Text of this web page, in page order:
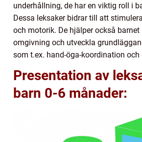
underhållning, de har en viktig roll i
Dessa leksaker bidrar till att
och motorik. De hjälper också
omgivning och utveckla
som t.ex. hand-öga-koordination och
Presentation av
barn 0-6 månader: